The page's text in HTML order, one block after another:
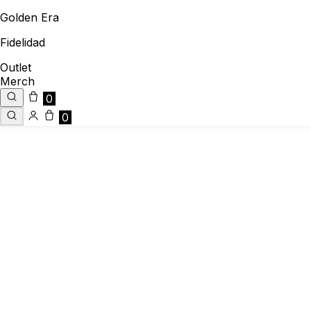
Golden Era
Fidelidad
Outlet
Merch
0
0